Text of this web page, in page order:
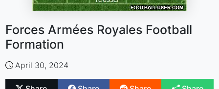
Forces Armées Royales Football
Formation
April 30, 2024